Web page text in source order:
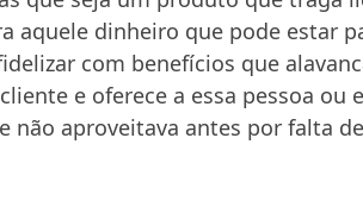
aquele dinheiro que pode estar
com benefícios que
e oferece a essa pessoa ou
não aproveitava antes por falta